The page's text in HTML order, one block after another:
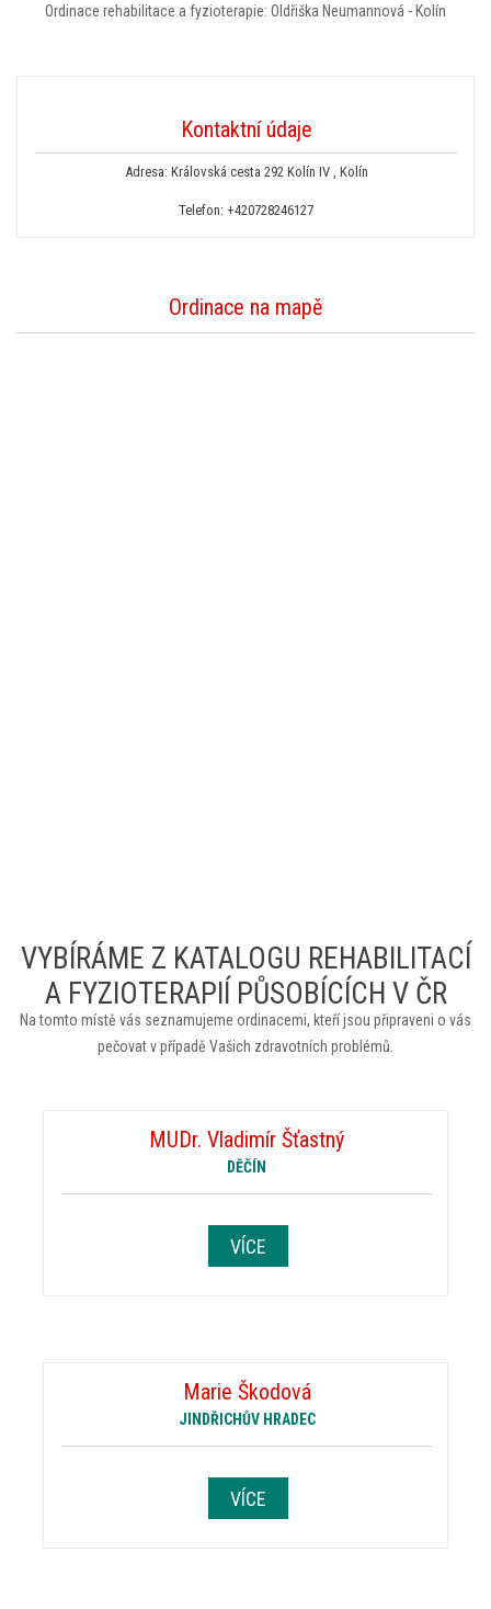
Ordinace rehabilitace a fyzioterapie: Oldřiška Neumannová - Kolín
Kontaktní údaje
Adresa: Královská cesta 292 Kolín IV , Kolín
Telefon: +420728246127
Ordinace na mapě
VYBÍRÁME Z KATALOGU REHABILITACÍ
A FYZIOTERAPIÍ PŮSOBÍCÍCH V ČR
Na tomto místě vás seznamujeme ordinacemi, kteří jsou připraveni o vás
pečovat v případě Vašich zdravotních problémů.
MUDr. Vladimír Šťastný
DĚČÍN
VÍCE
Marie Škodová
JINDŘICHŮV HRADEC
VÍCE